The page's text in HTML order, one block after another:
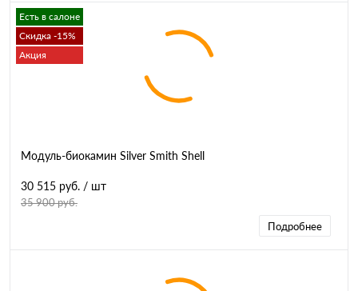
Есть в салоне
Скидка -15%
Акция
Модуль-биокамин Silver Smith Shell
30 515 руб. / шт
35 900 руб.
Подробнее